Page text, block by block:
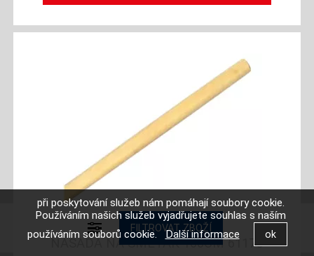
NÁSADA NA SMETÁK 160CM 61175
při poskytování služeb nám pomáhají soubory cookie.
Používáním našich služeb vyjadřujete souhlas s naším
používáním souborů cookie.Další informace